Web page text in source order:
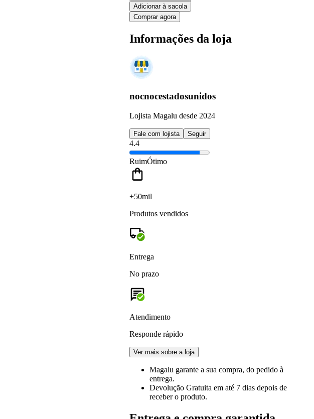
Adicionar à sacola
Comprar agora
Informações da loja
nocnocestadosunidos
Lojista Magalu desde 2024
Fale com lojista Seguir
4.4
RuimÓtimo
+50mil
Produtos vendidos
Entrega
No prazo
Atendimento
Responde rápido
Ver mais sobre a loja
Magalu garante a sua compra, do pedido à
entrega.
Devolução Gratuita em até 7 dias depois de
receber o produto.